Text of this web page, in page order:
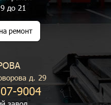
до 21
ремонт
д. 29
9004